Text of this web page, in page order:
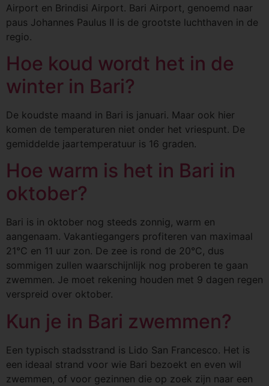
Airport en Brindisi Airport. Bari Airport, genoemd naar
paus Johannes Paulus II is de grootste luchthaven in de
regio.
Hoe koud wordt het in de
winter in Bari?
De koudste maand in Bari is januari. Maar ook hier
komen de temperaturen niet onder het vriespunt. De
gemiddelde jaartemperatuur is 16 graden.
Hoe warm is het in Bari in
oktober?
Bari is in oktober nog steeds zonnig, warm en
aangenaam. Vakantiegangers profiteren van maximaal
21°C en 11 uur zon. De zee is rond de 20°C, dus
sommigen zullen waarschijnlijk nog proberen te gaan
zwemmen. Je moet rekening houden met 9 dagen regen
verspreid over oktober.
Kun je in Bari zwemmen?
Een typisch stadsstrand is Lido San Francesco. Het is
een ideaal strand voor wie Bari bezoekt en even wil
zwemmen, of voor gezinnen die op zoek zijn naar een